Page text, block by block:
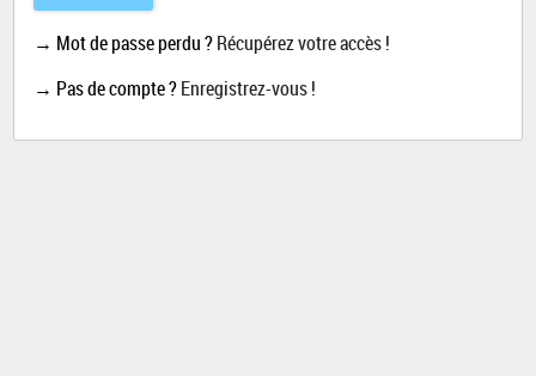
→ Mot de passe perdu ?Récupérez votre accès !
→ Pas de compte ?Enregistrez-vous !